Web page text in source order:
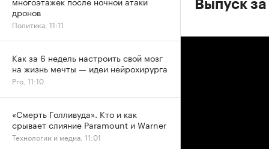
Выпуск
дронов
Политика, 11:11
Как за 6 недель настроить свой мозг
на жизнь мечты — идеи нейрохирурга
Pro, 11:10
«Смерть Голливуда». Кто и как
срывает слияние Paramount и Warner
Технологии и медиа, 11:01